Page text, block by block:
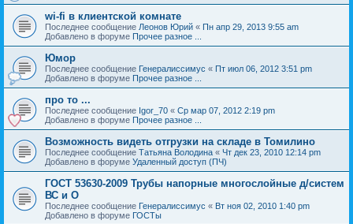
wi-fi в клиентской комнате
Последнее сообщение Леонов Юрий « Пн апр 29, 2013 9:55 am
Добавлено в форуме Прочее разное ...
Юмор
Последнее сообщение Генералиссимус « Пт июл 06, 2012 3:51 pm
Добавлено в форуме Прочее разное ...
про то ...
Последнее сообщение Igor_70 « Ср мар 07, 2012 2:19 pm
Добавлено в форуме Прочее разное ...
Возможность видеть отгрузки на складе в Томилино
Последнее сообщение Татьяна Володина « Чт дек 23, 2010 12:14 pm
Добавлено в форуме Удаленный доступ (ПЧ)
ГОСТ 53630-2009 Трубы напорные многослойные д/систем
ВС и О
Последнее сообщение Генералиссимус « Вт ноя 02, 2010 1:40 pm
Добавлено в форуме ГОСТы